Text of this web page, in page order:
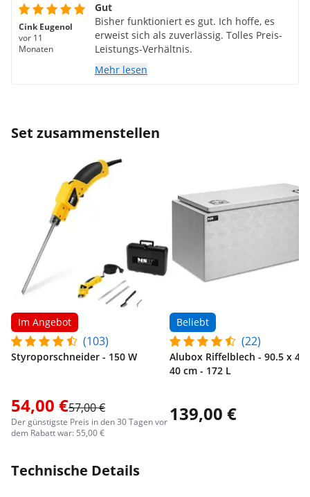
Cink Eugenol
vor 11
Monaten
Gut
Bisher funktioniert es gut. Ich hoffe, es
erweist sich als zuverlässig. Tolles Preis-
Leistungs-Verhältnis.
Mehr lesen
Set zusammenstellen
Im Angebot
(103)
Styroporschneider - 150 W
54,00 €57,00 €
Der günstigste Preis in den 30 Tagen vor
dem Rabatt war: 55,00 €
Beliebt
(22)
Alubox Riffelblech - 90.5 x
40 cm - 172 L
139,00 €
Technische Details